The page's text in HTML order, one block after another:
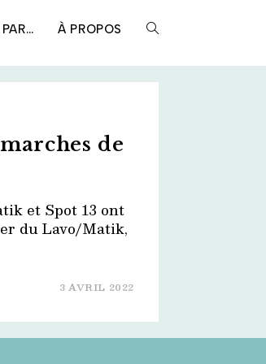
À PROPOS TOGGLE
de
et Spot 13 ont
du Lavo/Matik,
3 AVRIL 2022